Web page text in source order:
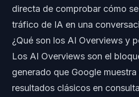
directa de comprobar cómo
tráfico de IA en una
¿Qué son los AI Overviews y
Los AI Overviews son el
generado que Google
resultados clásicos en